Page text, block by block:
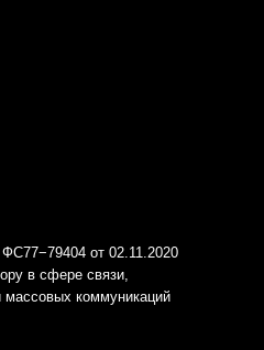
от 02.11.2020
в сфере связи,
коммуникаций